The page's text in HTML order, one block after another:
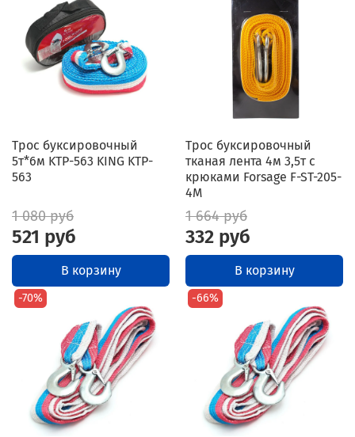
Трос буксировочный
5т*6м KTP-563 KING KTP-
563
1 080 руб
521 руб
В корзину
Трос буксировочный
тканая лента 4м 3,5т с
крюками Forsage F-ST-205-
4M
1 664 руб
332 руб
В корзину
-70% -66%